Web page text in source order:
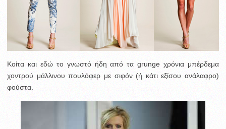
Κοίτα και εδώ το γνωστό ήδη από τα grunge χρόνια μπέρδεμα
χοντρού μάλλινου πουλόφερ με σιφόν (ή κάτι εξίσου ανάλαφρο)
φούστα.